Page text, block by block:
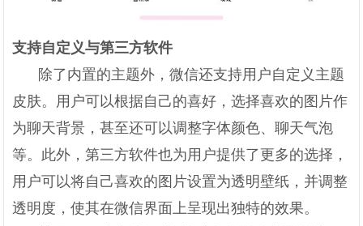
支持自定义与第三方软件
除了内置的主题外，微信还支持用户自定义主题
皮肤。用户可以根据自己的喜好，选择喜欢的图片作
为聊天背景，甚至还可以调整字体颜色、聊天气泡
等。此外，第三方软件也为用户提供了更多的选择，
用户可以将自己喜欢的图片设置为透明壁纸，并调整
透明度，使其在微信界面上呈现出独特的效果。